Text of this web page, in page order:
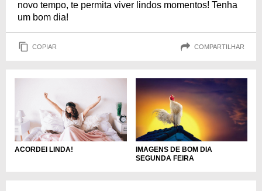
novo tempo, te permita viver lindos momentos! Tenha
um bom dia!
COPIAR COMPARTILHAR
ACORDEI LINDA!
IMAGENS DE BOM DIA
SEGUNDA FEIRA